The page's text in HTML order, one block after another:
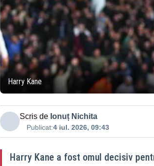
Harry Kane
Scris de Ionuț Nichita
Publicat:4 iul. 2026, 09:43
Harry Kane a fost omul decisiv